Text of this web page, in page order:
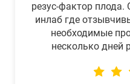
резус-фактор
инлаб где
необходимые
несколько дней